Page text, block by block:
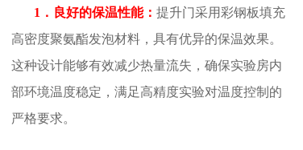
1．良好的保温性能： 提升门采用彩钢板填充
高密度聚氨酯发泡材料，具有优异的保温效果。
这种设计能够有效减少热量流失，确保实验房内
部环境温度稳定，满足高精度实验对温度控制的
严格要求。